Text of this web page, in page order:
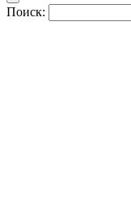
Поиск: